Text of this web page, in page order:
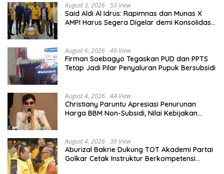
August 3, 2026 53 View
Said Aldi Al Idrus: Rapimnas dan Munas X
AMPI Harus Segera Digelar demi Konsolidasi
August 6, 2026 49 View
Firman Soebagyo Tegaskan PUD dan PPTS
Tetap Jadi Pilar Penyaluran Pupuk Bersubsidi
August 4, 2026 44 View
Christiany Paruntu Apresiasi Penurunan
Harga BBM Non-Subsidi, Nilai Kebijakan
August 4, 2026 39 View
Aburizal Bakrie Dukung TOT Akademi Partai
Golkar Cetak Instruktur Berkompetensi